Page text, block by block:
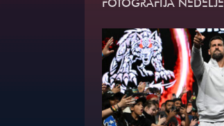
FOTOGRAFIJA NEDELJE